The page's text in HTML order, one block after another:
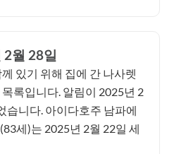
2월 28일
있기 위해 집에 간 나사렛
록입니다. 알림이 2025년 2
습니다. 아이다호주 남파에
세)는 2025년 2월 22일 세